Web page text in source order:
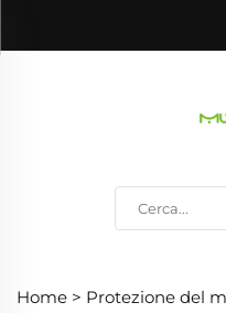
Home > Protezione del